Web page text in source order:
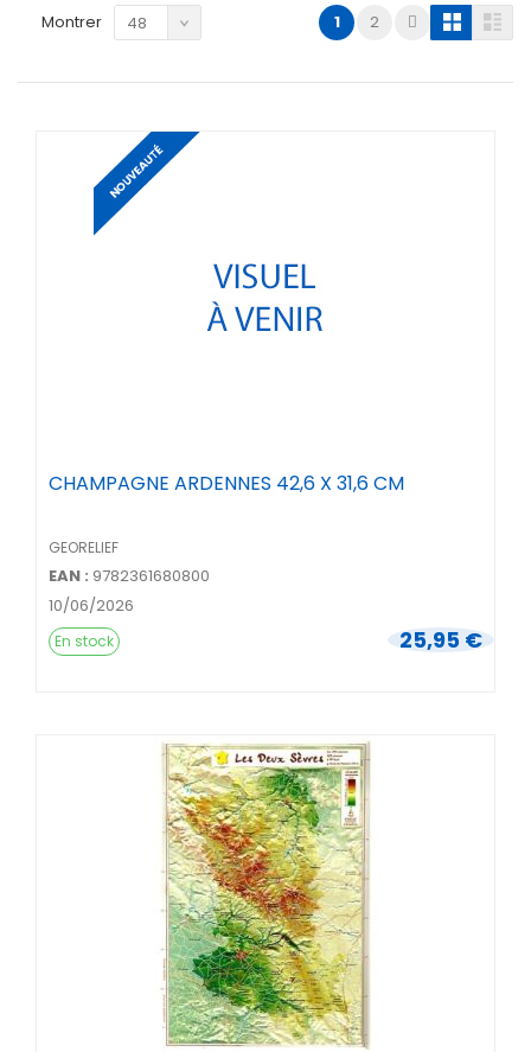
Montrer 48 1 2
CHAMPAGNE ARDENNES 42,6 X 31,6 CM
GEORELIEF
EAN : 9782361680800
10/06/2026
25,95 €
En stock